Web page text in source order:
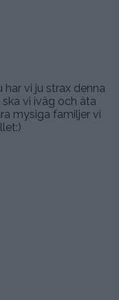
vi ju strax denna
vi iväg och äta
mysiga familjer vi